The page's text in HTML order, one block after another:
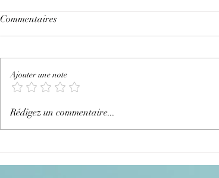
Que c'est triste !
Commentaires
Ajouter une note
Rédigez un commentaire...